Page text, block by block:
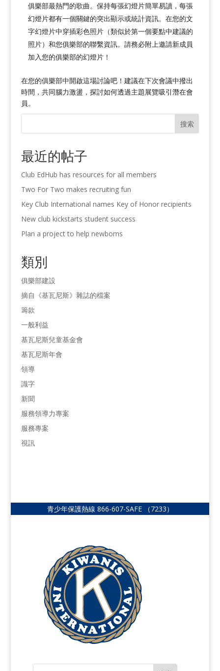
俱樂部最熱門的歌曲。保持每張幻燈片簡單易讀，每張
幻燈片都有一個關鍵的突出顯示或統計資訊。在您的文
字幻燈片中穿插彩色照片（類似於第一個要點中建議的
照片）和您俱樂部的聯繫資訊。請務必附上邀請新成員
加入您的俱樂部的幻燈片！
在您的俱樂部中開啟這場討論吧！建議在下次會議中撥出
時間，共同腦力激盪，探討如何透過主題展覽吸引潛在會
員。
搜索
最近的帖子
Club EdHub has resources for all members
Two For Two makes recruiting fun
Key Club International names Key of Honor recipients
New club kickstarts student success
Plan a project to help newborns
類別
俱樂部建設
摘自《基瓦尼斯》雜誌的檔案
籌款
一般利益
基瓦尼斯兒童基金會
基瓦尼斯年會
領導
識字
新聞
服務領導力專案
服務專案
視訊
青少年保護熱線 866-607-SAFE （7233）